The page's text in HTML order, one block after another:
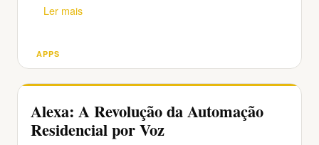
Ler mais
Categorias
APPS
Alexa: A Revolução da Automação
Residencial por Voz